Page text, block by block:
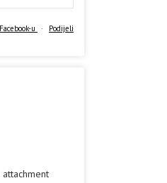
u · Podijeli